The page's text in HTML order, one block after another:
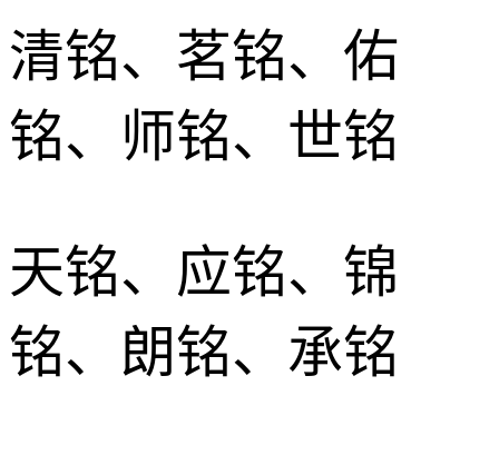
清铭、茗铭、佑
铭、师铭、世铭
天铭、应铭、锦
铭、朗铭、承铭